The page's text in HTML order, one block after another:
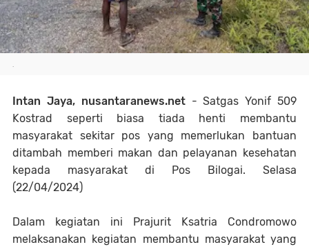
.
Intan Jaya, nusantaranews.net- Satgas Yonif 509
Kostrad seperti biasa tiada henti membantu
masyarakat sekitar pos yang memerlukan bantuan
ditambah memberi makan dan pelayanan kesehatan
kepada masyarakat di Pos Bilogai. Selasa
(22/04/2024)
Dalam kegiatan ini Prajurit Ksatria Condromowo
melaksanakan kegiatan membantu masyarakat yang